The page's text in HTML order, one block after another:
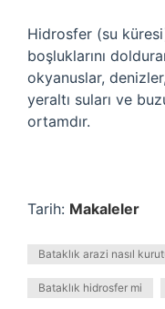
Hidrosfer (su
boşluklarını
okyanuslar,
yeraltı suları ve
ortamdır.
Tarih: Makaleler
Bataklık arazi nasıl
Bataklık hidrosfer mi